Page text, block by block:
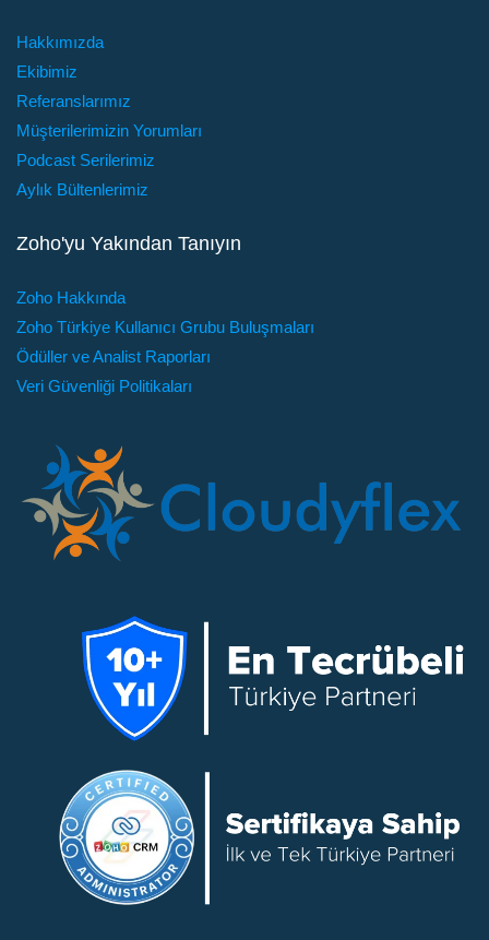
Hakkımızda
Ekibimiz
Referanslarımız
Müşterilerimizin Yorumları
Podcast Serilerimiz
Aylık Bültenlerimiz
Zoho'yu Yakından Tanıyın
Zoho Hakkında
Zoho Türkiye Kullanıcı Grubu Buluşmaları
Ödüller ve Analist Raporları
Veri Güvenliği Politikaları